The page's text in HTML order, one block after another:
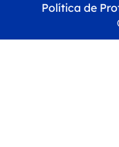
Política de